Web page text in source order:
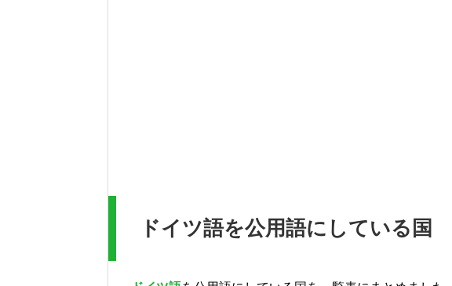
ドイツ語を公用語にしている国